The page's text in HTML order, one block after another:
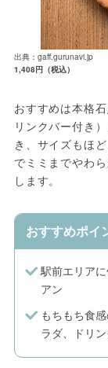
出典：gaff.gurunavi.jp
1,408円（税込）
おすすめは本格
リンクバー付き
き、サイズもほ
でミミまでやわ
します。
おすすめポイ
駅前エリア
アン
もちもち食
ラダ、ドリ